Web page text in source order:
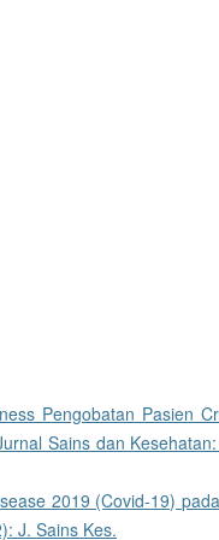
Pengobatan Pasien
Sains dan
2019 (Covid-19)
J. Sains Kes.